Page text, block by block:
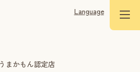
Language
うまかもん認定店